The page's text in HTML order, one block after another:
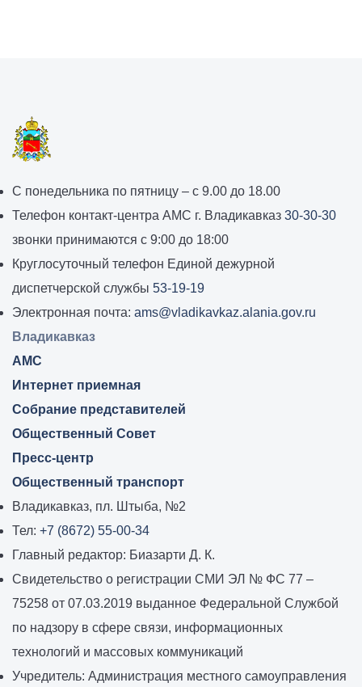
График
работы
администрации
местного
самоуправления
города
Владикавказ:
С понедельника по пятницу – с 9.00 до 18.00
Телефон контакт-центра АМС г. Владикавказ 30-30-30
звонки принимаются с 9:00 до 18:00
Круглосуточный телефон Единой дежурной
диспетчерской службы 53-19-19
Электронная почта: ams@vladikavkaz.alania.gov.ru
Владикавказ
АМС
Интернет приемная
Собрание представителей
Общественный Совет
Пресс-центр
Общественный транспорт
Владикавказ, пл. Штыба, №2
Тел: +7 (8672) 55-00-34
Главный редактор: Биазарти Д. К.
Свидетельство о регистрации СМИ ЭЛ № ФС 77 –
75258 от 07.03.2019 выданное Федеральной Службой
по надзору в сфере связи, информационных
технологий и массовых коммуникаций
Учредитель: Администрация местного самоуправления